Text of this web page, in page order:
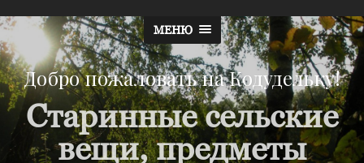
МЕНЮ
Добро пожаловать на Кодудельку!
Старинные сельские
вещи, предметы